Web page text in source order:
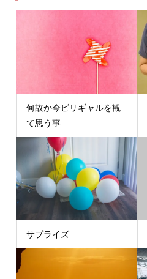
何故か今ビリギャルを観
て思う事
サプライズ